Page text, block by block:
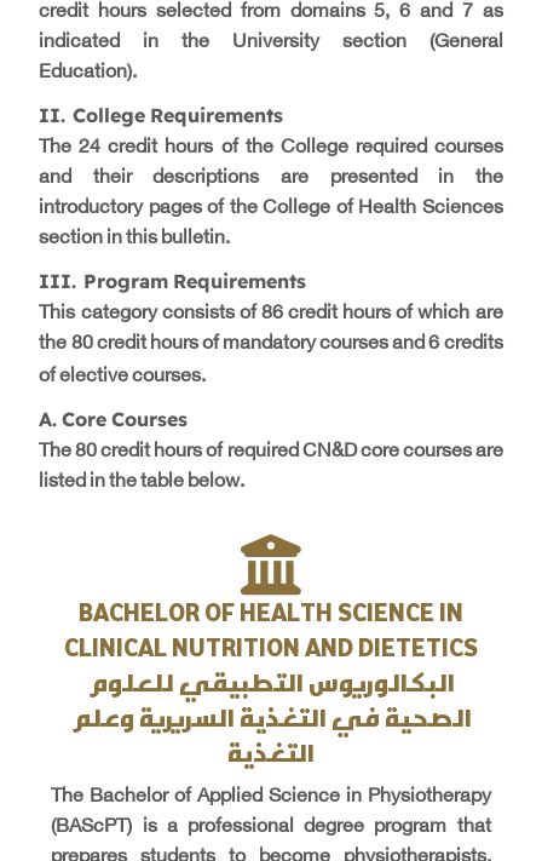
credit hours selected from domains 5, 6 and 7 as
indicated in the University section (General
Education).
II. College Requirements
The 24 credit hours of the College required courses
and their descriptions are presented in the
introductory pages of the College of Health Sciences
section in this bulletin.
III. Program Requirements
This category consists of 86 credit hours of which are
the 80 credit hours of mandatory courses and 6 credits
of elective courses.
A. Core Courses
The 80 credit hours of required CN&D core courses are
listed in the table below.
BACHELOR OF HEALTH SCIENCE IN
CLINICAL NUTRITION AND DIETETICS
البكالوريوس التطبيقي للعلوم
الصحية في التغذية السريرية وعلم
التغذية
The Bachelor of Applied Science in Physiotherapy
(BAScPT) is a professional degree program that